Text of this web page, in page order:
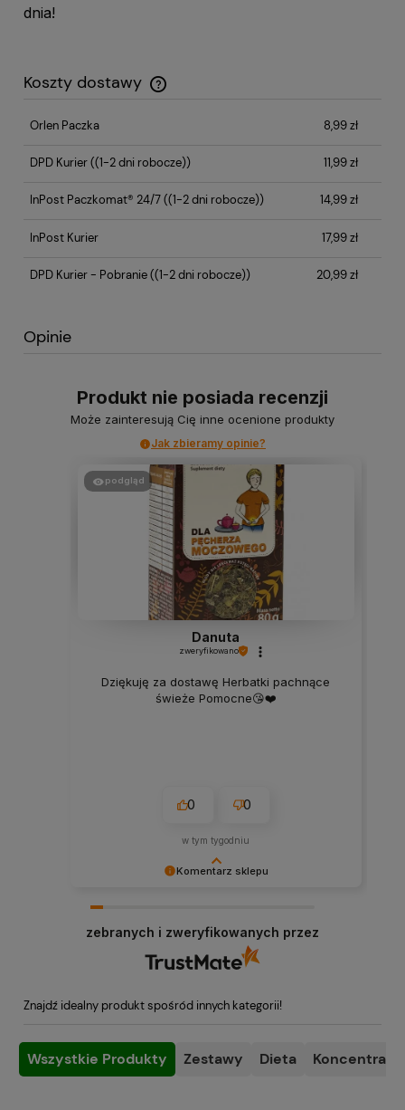
dnia!
Koszty dostawy
Cena nie zawiera ewentualnych kosztów płatności
Orlen Paczka 8,99 zł
DPD Kurier((1-2 dni robocze)) 11,99 zł
InPost Paczkomat® 24/7((1-2 dni robocze)) 14,99 zł
InPost Kurier 17,99 zł
DPD Kurier - Pobranie((1-2 dni robocze)) 20,99 zł
Opinie
Produkt nie posiada recenzji
Może zainteresują Cię inne ocenione produkty
Jak zbieramy opinie?
Komentarz sklepu
wyborem.
podgląd
Danuta
zweryfikowano
Dziękuję za dostawę Herbatki pachnące
świeże Pomocne😘❤️
0 0
w tym tygodniu
zebranych i zweryfikowanych przez
Znajdź idealny produkt spośród innych kategorii!
Wszystkie Produkty Zestawy Dieta